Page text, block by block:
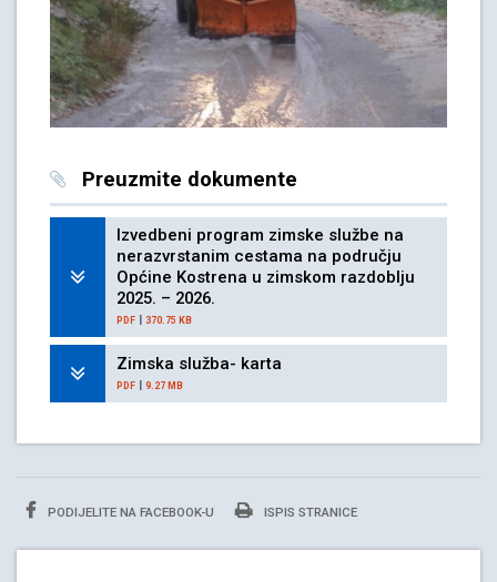
Preuzmite dokumente
Izvedbeni program zimske službe na
nerazvrstanim cestama na području
Općine Kostrena u zimskom razdoblju
2025. – 2026.
PDF 370.75 KB
Zimska služba- karta
PDF 9.27 MB
PODIJELITE NA FACEBOOK-U ISPIS STRANICE